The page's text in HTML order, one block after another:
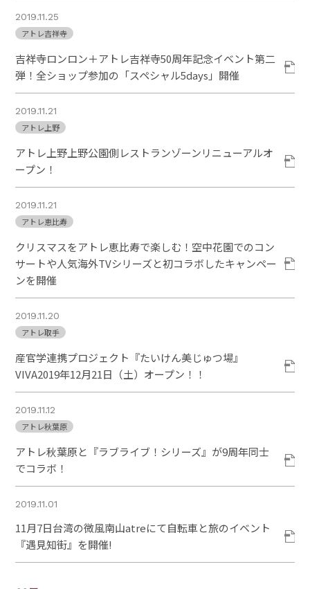
2019.11.25
アトレ吉祥寺
吉祥寺ロンロン＋アトレ吉祥寺50周年記念イベント第二
弾！全ショップ参加の「スペシャル5days」開催
2019.11.21
アトレ上野
アトレ上野上野公園側レストランゾーンリニューアルオ
ープン！
2019.11.21
アトレ恵比寿
クリスマスをアトレ恵比寿で楽しむ！空中花園でのコン
サートや人気海外TVシリーズと初コラボしたキャンペー
ンを開催
2019.11.20
アトレ取手
産官学連携プロジェクト『たいけん美じゅつ場』
VIVA2019年12月21日（土）オープン！！
2019.11.12
アトレ秋葉原
アトレ秋葉原と『ラブライブ！シリーズ』が9周年同士
でコラボ！
2019.11.01
11月7日台湾の微風南山atreにて自転車と旅のイベント
『遇見知街』を開催!